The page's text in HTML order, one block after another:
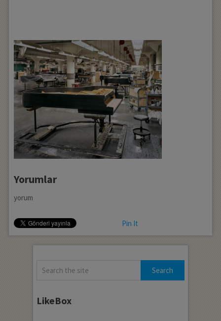
Yorumlar
yorum
Pin It
LikeBox